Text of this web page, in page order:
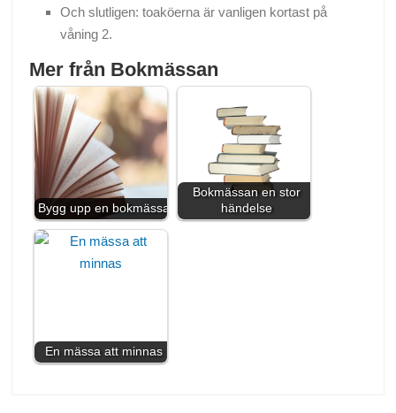
Och slutligen: toaköerna är vanligen kortast på
våning 2.
Mer från Bokmässan
Bygg upp en bokmässa
Bokmässan en stor
händelse
En mässa att minnas